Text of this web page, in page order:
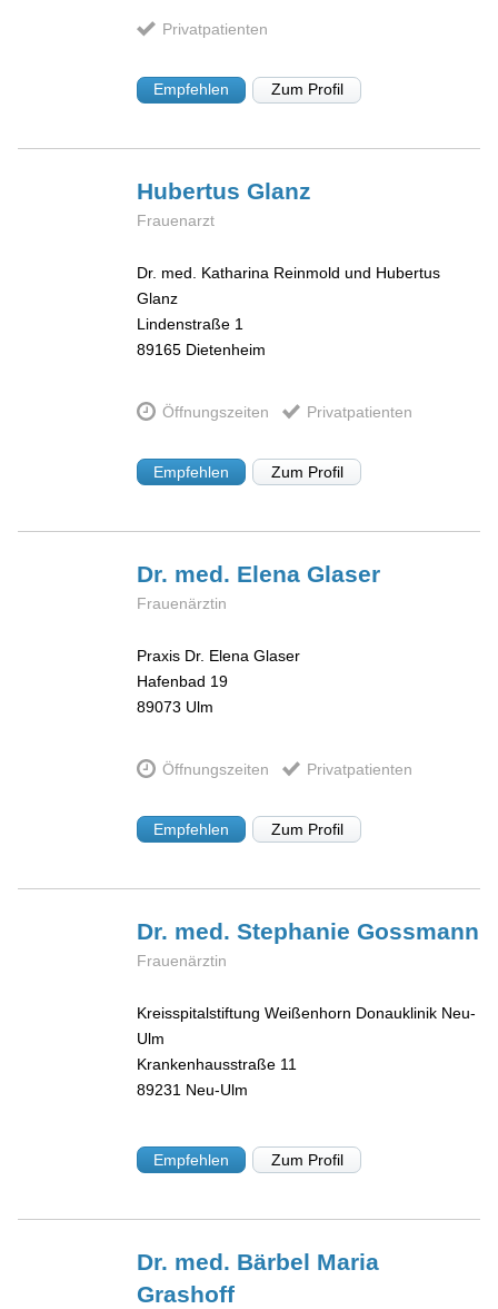
Privatpatienten
Empfehlen Zum Profil
HubertusGlanz
Frauenarzt
Dr. med. Katharina Reinmold und Hubertus
Glanz
Lindenstraße 1
89165 Dietenheim
Öffnungszeiten Privatpatienten
Empfehlen Zum Profil
Dr. med. ElenaGlaser
Frauenärztin
Praxis Dr. Elena Glaser
Hafenbad 19
89073 Ulm
Öffnungszeiten Privatpatienten
Empfehlen Zum Profil
Dr. med. StephanieGossmann
Frauenärztin
Kreisspitalstiftung Weißenhorn Donauklinik Neu-
Ulm
Krankenhausstraße 11
89231 Neu-Ulm
Empfehlen Zum Profil
Dr. med. Bärbel Maria
Grashoff